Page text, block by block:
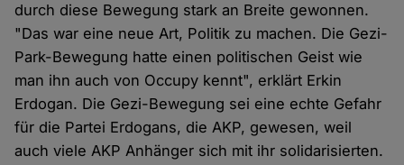
durch diese Bewegung stark an Breite gewonnen.
"Das war eine neue Art, Politik zu machen. Die Gezi-
Park-Bewegung hatte einen politischen Geist wie
man ihn auch von Occupy kennt", erklärt Erkin
Erdogan. Die Gezi-Bewegung sei eine echte Gefahr
für die Partei Erdogans, die AKP, gewesen, weil
auch viele AKP Anhänger sich mit ihr solidarisierten.